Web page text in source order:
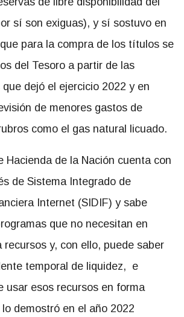
sí son exiguas), y sí sostuvo en
para la compra de los títulos se
del Tesoro a partir de las
dejó el ejercicio 2022 y en
de menores gastos de
como el gas natural licuado.
Hacienda de la Nación cuenta con
de Sistema Integrado de
Internet (SIDIF) y sabe
que no necesitan en
recursos y, con ello, puede saber
temporal de liquidez, e
usar esos recursos en forma
demostró en el año 2022